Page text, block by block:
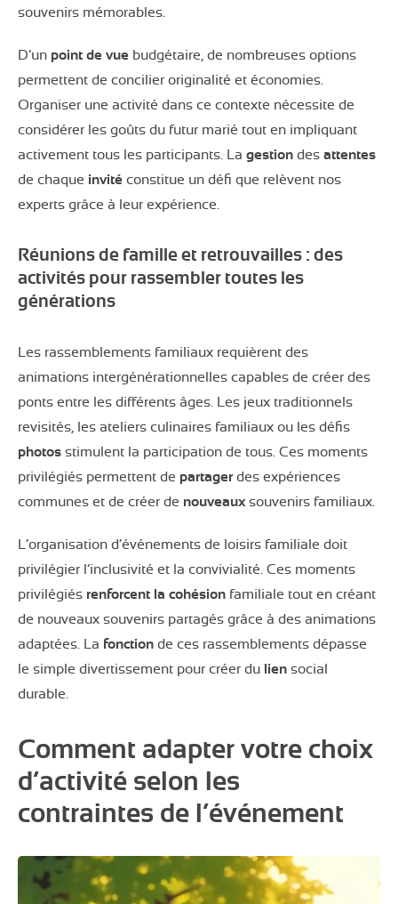
souvenirs mémorables.
D’un point de vue budgétaire, de nombreuses options
permettent de concilier originalité et économies.
Organiser une activité dans ce contexte nécessite de
considérer les goûts du futur marié tout en impliquant
activement tous les participants. La gestion des attentes
de chaque invité constitue un défi que relèvent nos
experts grâce à leur expérience.
Réunions de famille et retrouvailles : des
activités pour rassembler toutes les
générations
Les rassemblements familiaux requièrent des
animations intergénérationnelles capables de créer des
ponts entre les différents âges. Les jeux traditionnels
revisités, les ateliers culinaires familiaux ou les défis
photos stimulent la participation de tous. Ces moments
privilégiés permettent de partagerdes expériences
communes et de créer de nouveaux souvenirs familiaux.
L’organisation d’événements de loisirs familiale doit
privilégier l’inclusivité et la convivialité. Ces moments
privilégiés renforcent la cohésion familiale tout en créant
de nouveaux souvenirs partagés grâce à des animations
adaptées. La fonction de ces rassemblements dépasse
le simple divertissement pour créer du lien social
durable.
Comment adapter votre choix
d’activité selon les
contraintes de l’événement